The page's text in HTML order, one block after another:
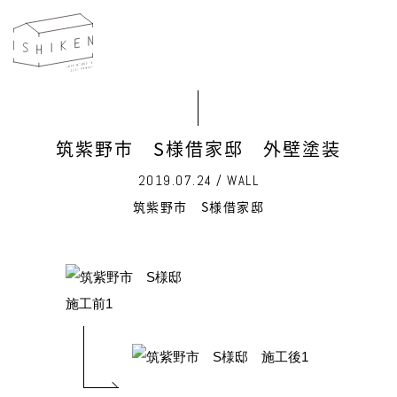
筑紫野市 S様借家邸 外壁塗装
2019.07.24 / WALL
筑紫野市 S様借家邸